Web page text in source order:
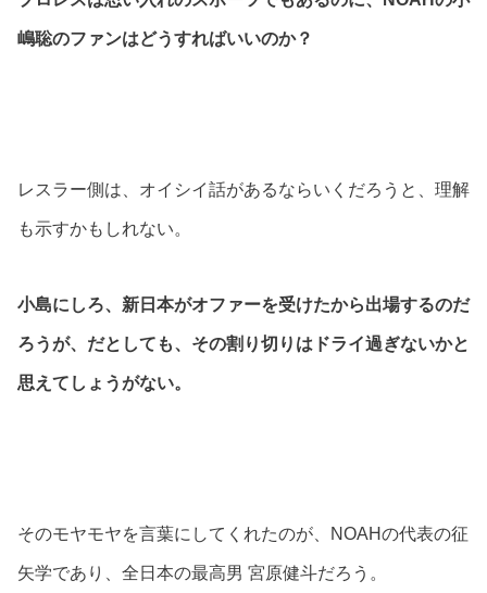
嶋聡のファンはどうすればいいのか？
レスラー側は、オイシイ話があるならいくだろうと、理解
も示すかもしれない。
小島にしろ、新日本がオファーを受けたから出場するのだ
ろうが、だとしても、その割り切りはドライ過ぎないかと
思えてしょうがない。
そのモヤモヤを言葉にしてくれたのが、NOAHの代表の征
矢学であり、全日本の最高男 宮原健斗だろう。